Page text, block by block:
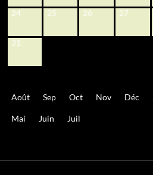
24 25 26 27
31
Août Sep Oct Nov Déc
Mai Juin Juil